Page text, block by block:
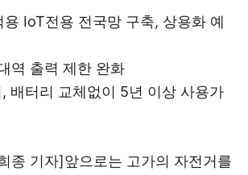
용 IoT전용 전국망 구축, 상용화 예
역 출력 제한 완화
, 배터리 교체없이 5년 이상 사용가
종 기자]앞으로는 고가의 자전거를